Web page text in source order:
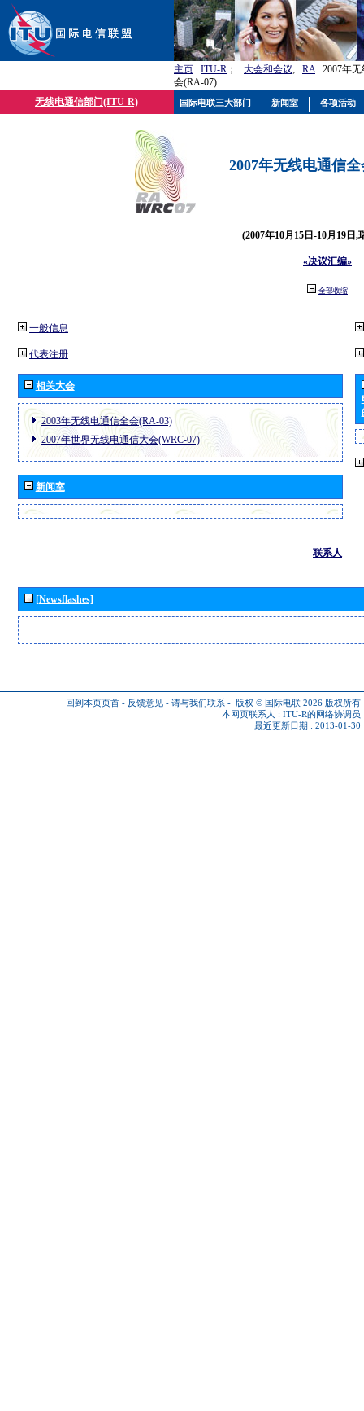
主页 : ITU-R ； : 大会和会议; : RA: 2007年
会(RA-07)
无线电通信部门(ITU-R)
2007年无线电通信
(2007年10月15日-10月19日,
«决议汇编»
全部收缩
一般信息
代表注册
相关大会
2003年无线电通信全会(RA-03)
2007年世界无线电通信大会(WRC-07)
新闻室
联系人
[Newsflashes]
回到本页页首 - 反馈意见 - 请与我们联系 - 版权 © 国际电联 2026 版权所有
本网页联系人 : ITU-R的网络协调员
最近更新日期 : 2013-01-30
国际电联三大部门 新闻室 各项活动